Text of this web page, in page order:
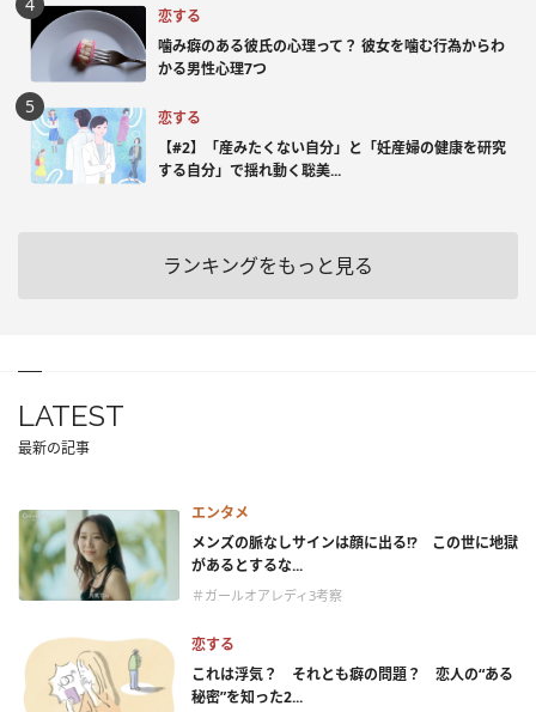
恋する
噛み癖のある彼氏の心理って？ 彼女を噛む行為からわ
かる男性心理7つ
恋する
【#2】「産みたくない自分」と「妊産婦の健康を研究
する自分」で揺れ動く聡美...
ランキングをもっと見る
LATEST
最新の記事
エンタメ
メンズの脈なしサインは顔に出る!? この世に地獄
があるとするな...
＃ガールオアレディ3考察
恋する
これは浮気？ それとも癖の問題？ 恋人の“ある
秘密”を知った2...